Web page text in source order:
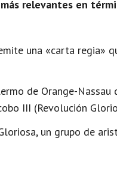
más relevantes en
una «carta regia»
de Orange-Nassau
III (Revolución
un grupo de